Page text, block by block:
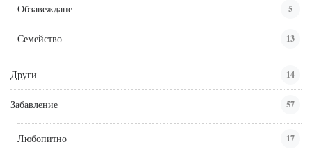
Обзавеждане 5
Семейство 13
Други 14
Забавление 57
Любопитно 17